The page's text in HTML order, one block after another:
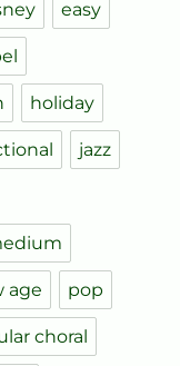
easy
holiday
jazz
age pop
choral